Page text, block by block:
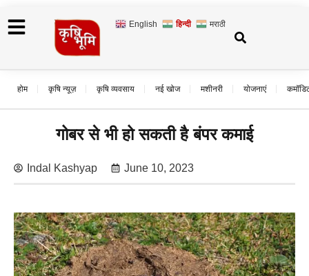
English हिन्दी मराठी
होम कृषि न्यूज़ कृषि व्यवसाय नई खोज मशीनरी योजनाएं
गोबर से भी हो सकती है बंपर कमाई
Indal Kashyap June 10, 2023